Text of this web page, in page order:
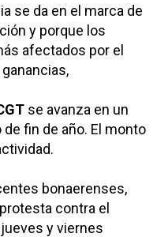
se da en el marca de
y porque los
afectados por el
se avanza en un
fin de año. El monto
bonaerenses,
contra el
y viernes